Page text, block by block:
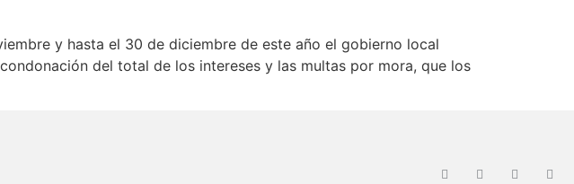
y hasta el 30 de diciembre de este año el gobierno local
del total de los intereses y las multas por mora, que los